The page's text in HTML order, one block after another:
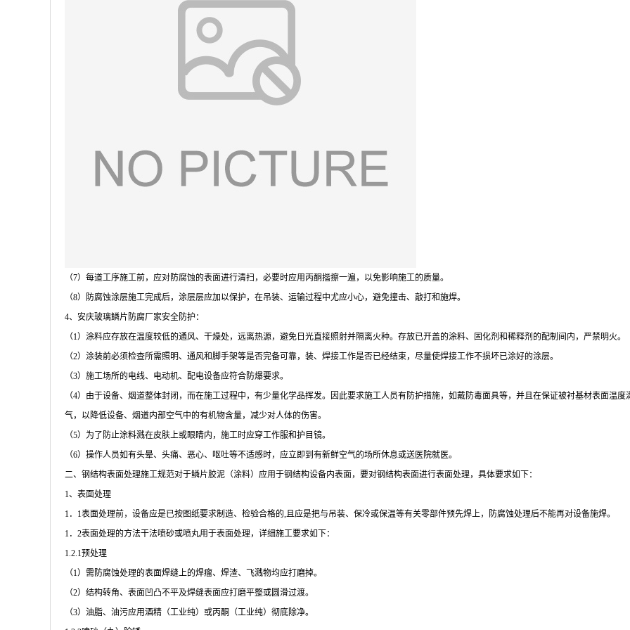
（7）每道工序施工前，应对防腐蚀的表面进行清扫，必要时应用丙酮揩擦一遍，以免影响施工的质量。
（8）防腐蚀涂层施工完成后，涂层层应加以保护，在吊装、运输过程中尤应小心，避免撞击、敲打和施焊。
4、安庆玻璃鳞片防腐厂家安全防护：
（1）涂料应存放在温度较低的通风、干燥处，远离热源，避免日光直接照射并隔离火种。存放已开盖的涂料、固化剂和稀释剂的配制间内，严禁明火。
（2）涂装前必须检查所需照明、通风和脚手架等是否完备可靠，装、焊接工作是否已经结束，尽量使焊接工作不损坏已涂好的涂层。
（3）施工场所的电线、电动机、配电设备应符合防爆要求。
（4）由于设备、烟道整体封闭，而在施工过程中，有少量化学品挥发。因此要求施工人员有防护措施，如戴防毒面具等，并且在保证被衬基材表面温
气，以降低设备、烟道内部空气中的有机物含量，减少对人体的伤害。
（5）为了防止涂料溅在皮肤上或眼睛内，施工时应穿工作服和护目镜。
（6）操作人员如有头晕、头痛、恶心、呕吐等不适感时，应立即到有新鲜空气的场所休息或送医院就医。
二、钢结构表面处理施工规范对于鳞片胶泥（涂料）应用于钢结构设备内表面，要对钢结构表面进行表面处理，具体要求如下：
1、表面处理
1． 1表面处理前，设备应是已按图纸要求制造、检验合格的,且应是把与吊装、保冷或保温等有关零部件预先焊上，防腐蚀处理后不能再对设备施焊。
1． 2表面处理的方法干法喷砂或喷丸用于表面处理，详细施工要求如下：
1.2.1预处理
（1）需防腐蚀处理的表面焊缝上的焊瘤、焊渣、飞溅物均应打磨掉。
（2）结构转角、表面凹凸不平及焊缝表面应打磨平整或圆滑过渡。
（3）油脂、油污应用酒精（工业纯）或丙酮（工业纯）彻底除净。